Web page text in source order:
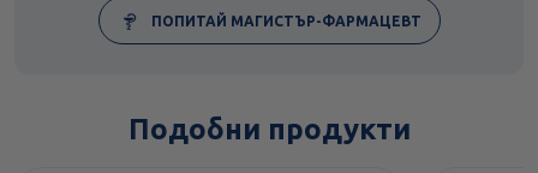
ПОПИТАЙ МАГИСТЪР-ФАРМАЦЕВТ
Подобни продукти